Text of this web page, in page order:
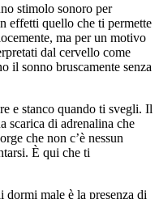
stimolo sonoro per
effetti quello che ti permette
ma per un motivo
dal cervello come
il sonno bruscamente senza
e stanco quando ti svegli. Il
scarica di adrenalina che
che non c’è nessun
È qui che ti
dormi male è la presenza di